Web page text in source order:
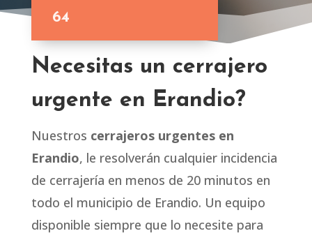
64
Necesitas un cerrajero
urgente en Erandio?
Nuestros cerrajeros urgentes en
Erandio, le resolverán cualquier incidencia
de cerrajería en menos de 20 minutos en
todo el municipio de Erandio. Un equipo
disponible siempre que lo necesite para